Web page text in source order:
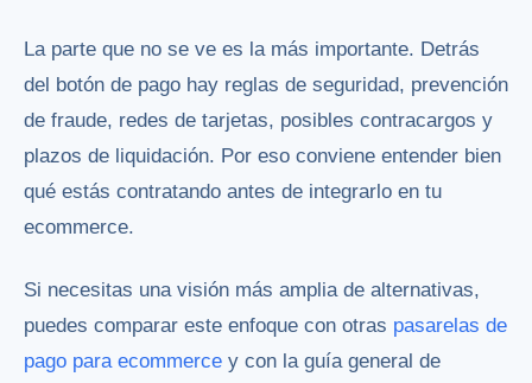
La parte que no se ve es la más importante. Detrás
del botón de pago hay reglas de seguridad, prevención
de fraude, redes de tarjetas, posibles contracargos y
plazos de liquidación. Por eso conviene entender bien
qué estás contratando antes de integrarlo en tu
ecommerce.
Si necesitas una visión más amplia de alternativas,
puedes comparar este enfoque con otras pasarelas de
pago para ecommerce y con la guía general de